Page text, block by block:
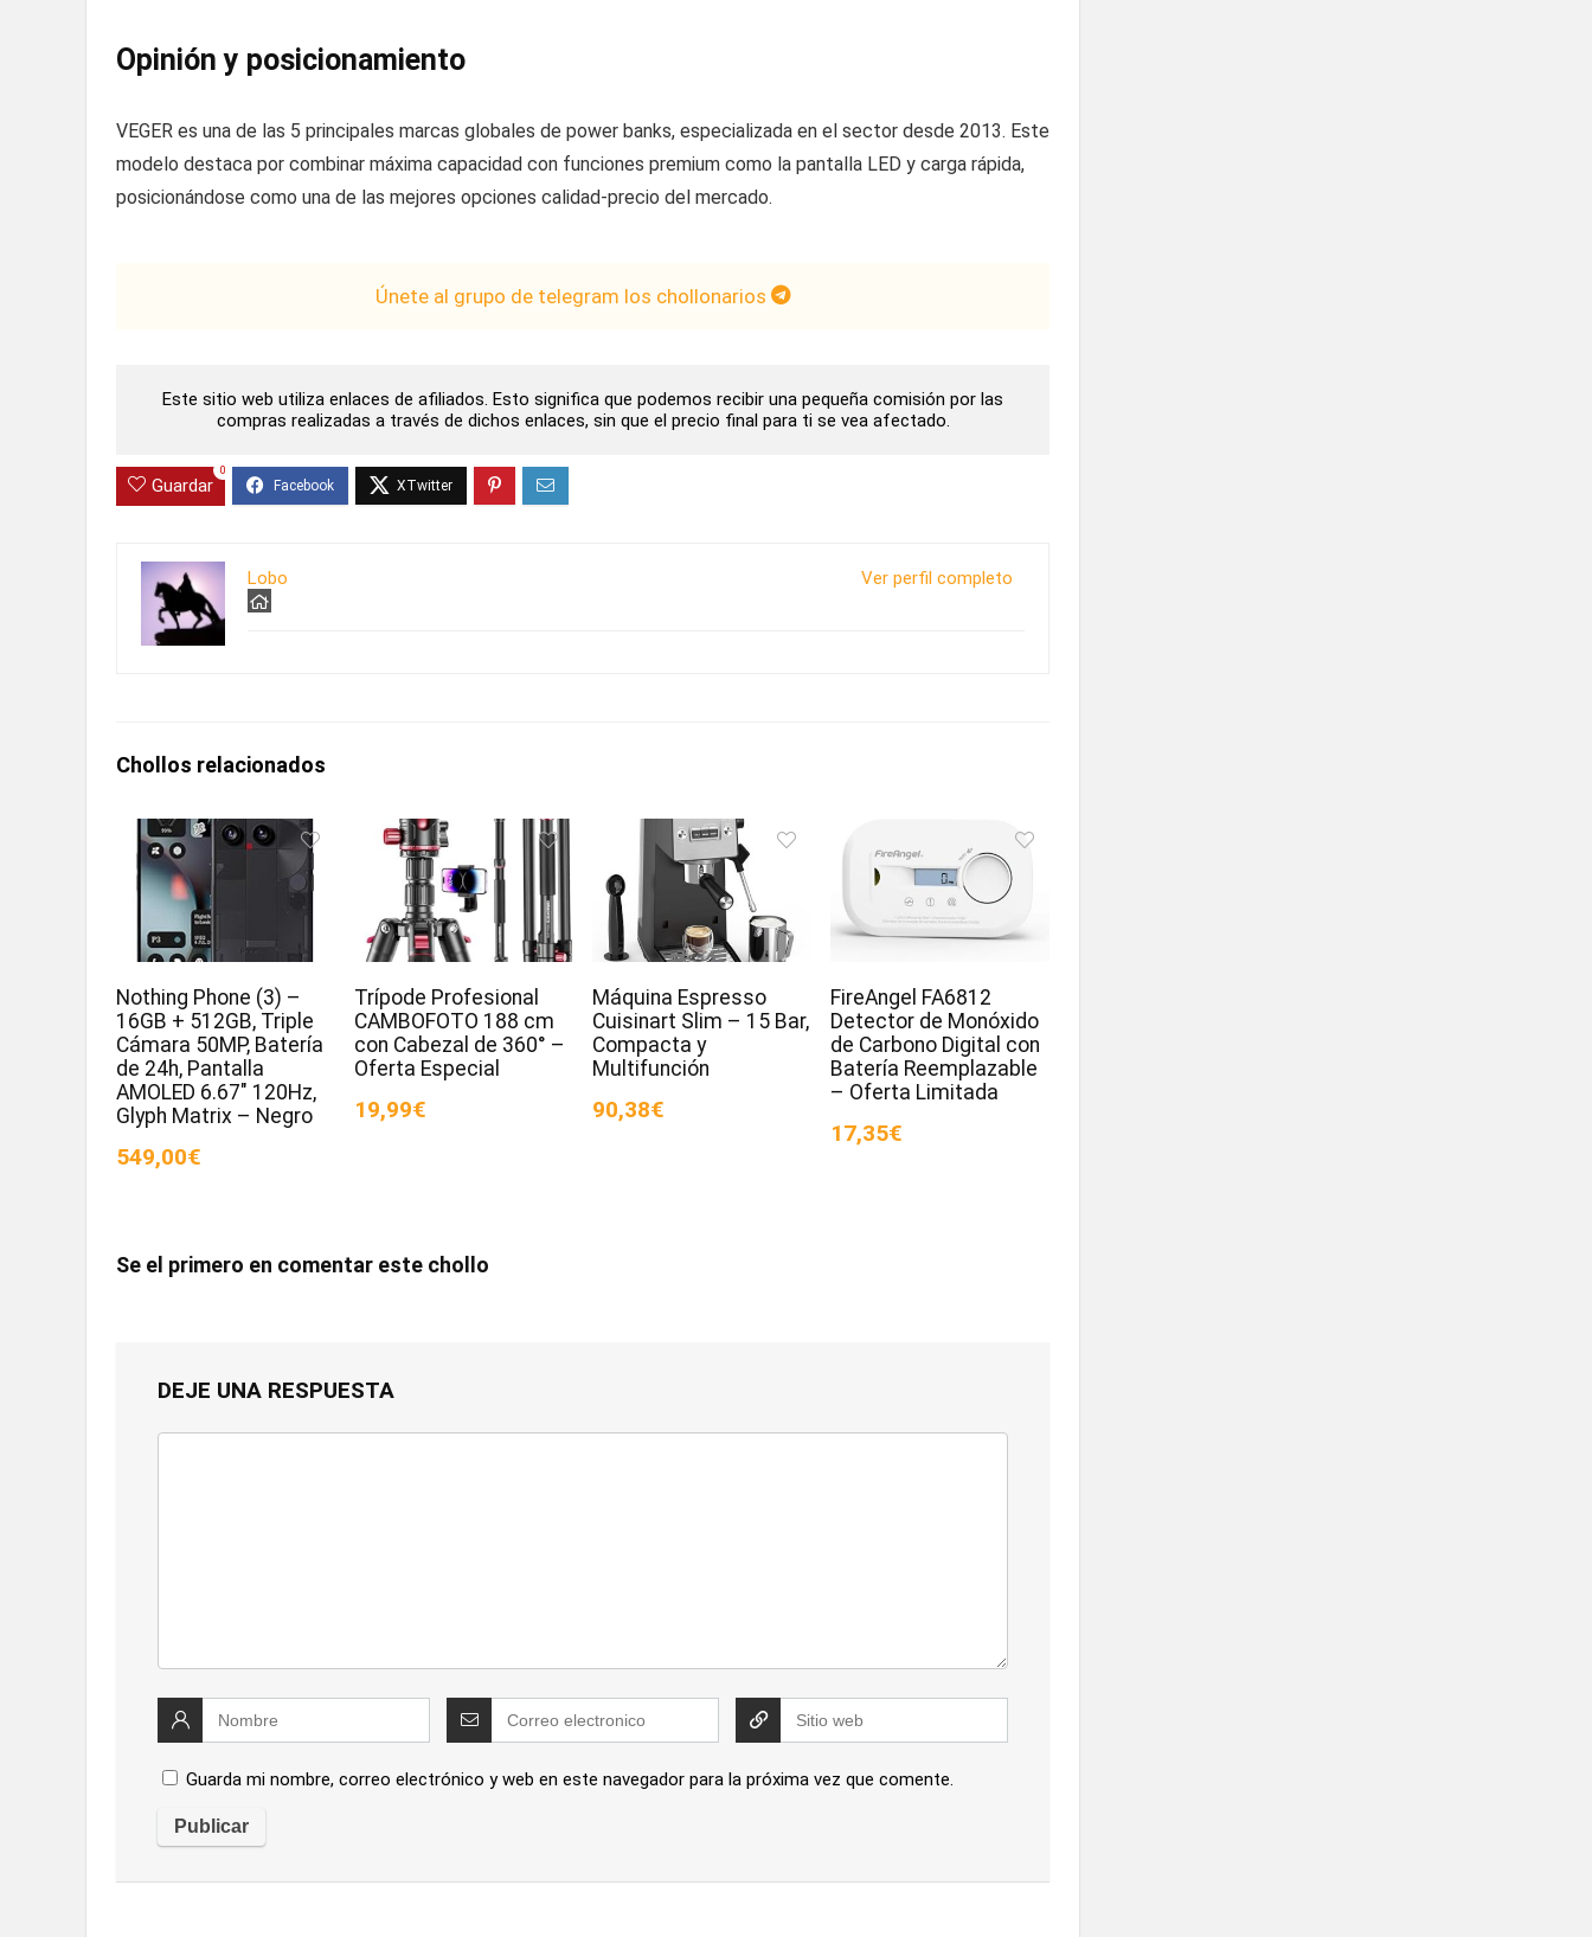
Opinión y posicionamiento
VEGER es una de las 5 principales marcas globales de power banks, especializada en el sector desde 2013. Este
modelo destaca por combinar máxima capacidad con funciones premium como la pantalla LED y carga rápida,
posicionándose como una de las mejores opciones calidad-precio del mercado.
Únete al grupo de telegram los chollonarios
Este sitio web utiliza enlaces de afiliados. Esto significa que podemos recibir una pequeña comisión por las
compras realizadas a través de dichos enlaces, sin que el precio final para ti se vea afectado.
Guardar
0
Ver perfil completo
Lobo
Chollos relacionados
Nothing Phone (3) –
16GB + 512GB, Triple
Cámara 50MP, Batería
de 24h, Pantalla
AMOLED 6.67″ 120Hz,
Glyph Matrix – Negro
549,00€
Trípode Profesional
CAMBOFOTO 188 cm
con Cabezal de 360° –
Oferta Especial
19,99€
Máquina Espresso
Cuisinart Slim – 15 Bar,
Compacta y
Multifunción
90,38€
FireAngel FA6812
Detector de Monóxido
de Carbono Digital con
Batería Reemplazable
– Oferta Limitada
17,35€
Se el primero en comentar este chollo
DEJE UNA RESPUESTA
Guarda mi nombre, correo electrónico y web en este navegador para la próxima vez que comente.